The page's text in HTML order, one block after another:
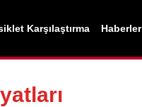
Karşılaştırma Haberler